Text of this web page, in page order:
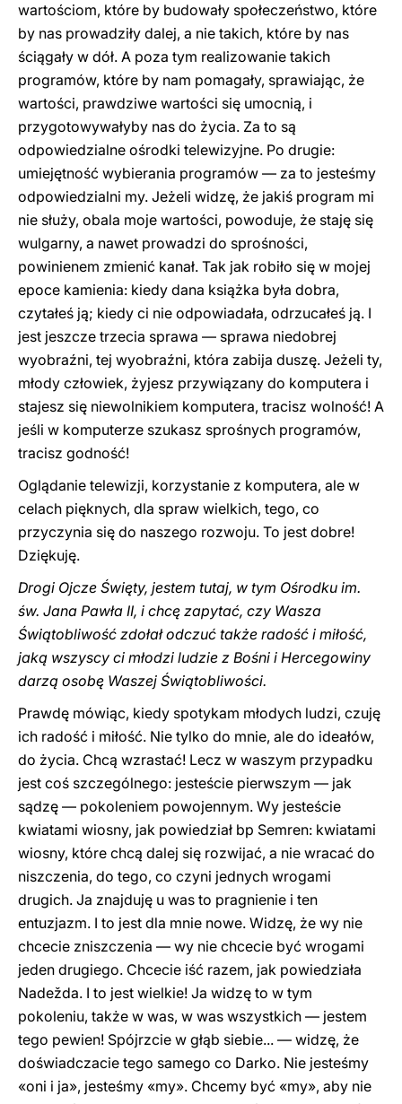
wartościom, które by budowały społeczeństwo, które
by nas prowadziły dalej, a nie takich, które by nas
ściągały w dół. A poza tym realizowanie takich
programów, które by nam pomagały, sprawiając, że
wartości, prawdziwe wartości się umocnią, i
przygotowywałyby nas do życia. Za to są
odpowiedzialne ośrodki telewizyjne. Po drugie:
umiejętność wybierania programów — za to jesteśmy
odpowiedzialni my. Jeżeli widzę, że jakiś program mi
nie służy, obala moje wartości, powoduje, że staję się
wulgarny, a nawet prowadzi do sprośności,
powinienem zmienić kanał. Tak jak robiło się w mojej
epoce kamienia: kiedy dana książka była dobra,
czytałeś ją; kiedy ci nie odpowiadała, odrzucałeś ją. I
jest jeszcze trzecia sprawa — sprawa niedobrej
wyobraźni, tej wyobraźni, która zabija duszę. Jeżeli ty,
młody człowiek, żyjesz przywiązany do komputera i
stajesz się niewolnikiem komputera, tracisz wolność! A
jeśli w komputerze szukasz sprośnych programów,
tracisz godność!
Oglądanie telewizji, korzystanie z komputera, ale w
celach pięknych, dla spraw wielkich, tego, co
przyczynia się do naszego rozwoju. To jest dobre!
Dziękuję.
Drogi Ojcze Święty, jestem tutaj, w tym Ośrodku im.
św. Jana Pawła II, i chcę zapytać, czy Wasza
Świątobliwość zdołał odczuć także radość i miłość,
jaką wszyscy ci młodzi ludzie z Bośni i Hercegowiny
darzą osobę Waszej Świątobliwości.
Prawdę mówiąc, kiedy spotykam młodych ludzi, czuję
ich radość i miłość. Nie tylko do mnie, ale do ideałów,
do życia. Chcą wzrastać! Lecz w waszym przypadku
jest coś szczególnego: jesteście pierwszym — jak
sądzę — pokoleniem powojennym. Wy jesteście
kwiatami wiosny, jak powiedział bp Semren: kwiatami
wiosny, które chcą dalej się rozwijać, a nie wracać do
niszczenia, do tego, co czyni jednych wrogami
drugich. Ja znajduję u was to pragnienie i ten
entuzjazm. I to jest dla mnie nowe. Widzę, że wy nie
chcecie zniszczenia — wy nie chcecie być wrogami
jeden drugiego. Chcecie iść razem, jak powiedziała
Nadežda. I to jest wielkie! Ja widzę to w tym
pokoleniu, także w was, w was wszystkich — jestem
tego pewien! Spójrzcie w głąb siebie... — widzę, że
doświadczacie tego samego co Darko. Nie jesteśmy
«oni i ja», jesteśmy «my». Chcemy być «my», aby nie